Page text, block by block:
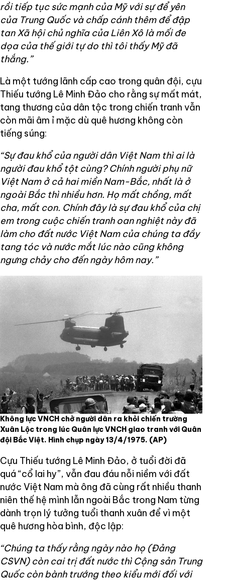
rồi tiếp tục sức mạnh của Mỹ với sự để yên
của Trung Quốc và chấp cánh thêm để đập
tan Xã hội chủ nghĩa của Liên Xô là mối đe
dọa của thế giới tự do thì tôi thấy Mỹ đã
thắng.”
Là một tướng lãnh cấp cao trong quân đội, cựu
Thiếu tướng Lê Minh Đảo cho rằng sự mất mát,
tang thương của dân tộc trong chiến tranh vẫn
còn mãi âm ỉ mặc dù quê hương không còn
tiếng súng:
“Sự đau khổ của người dân Việt Nam thì ai là
người đau khổ tột cùng? Chính người phụ nữ
Việt Nam ở cả hai miền Nam-Bắc, nhất là ở
ngoài Bắc thì nhiều hơn. Họ mất chồng, mất
cha, mất con. Chính đây là sự đau khổ của chị
em trong cuộc chiến tranh oan nghiệt này đã
làm cho đất nước Việt Nam của chúng ta đầy
tang tóc và nước mắt lúc nào cũng không
ngưng chảy cho đến ngày hôm nay.”
Không lực VNCH chở người dân ra khỏi chiến trường
Xuân Lộc trong lúc Quân lực VNCH giao tranh với Quân
đội Bắc Việt. Hình chụp ngày 13/4/1975. (AP)
Cựu Thiếu tướng Lê Minh Đảo, ở tuổi đời đã
quá “cổ lai hy”, vẫn đau đáu nỗi niềm với đất
nước Việt Nam mà ông đã cùng rất nhiều thanh
niên thế hệ mình lẫn ngoài Bắc trong Nam từng
dành trọn lý tưởng tuổi thanh xuân để vì một
quê hương hòa bình, độc lập:
“Chúng ta thấy rằng ngày nào họ (Đảng
CSVN) còn cai trị đất nước thì Cộng sản Trung
Quốc còn bành trướng theo kiểu mới đối với